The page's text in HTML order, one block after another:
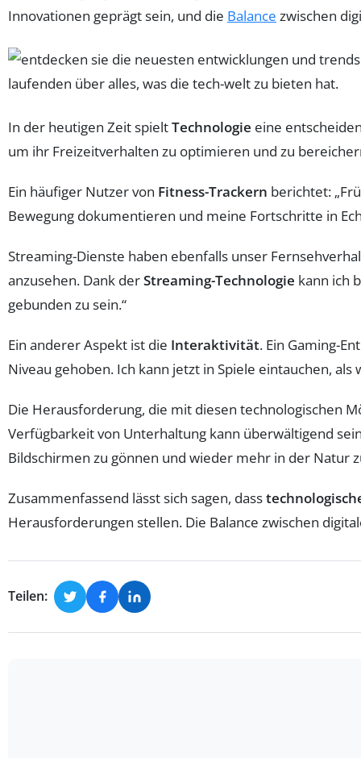
Innovationen geprägt sein, und die Balance zwischen
In der heutigen Zeit spieltTechnologie eine
um ihr Freizeitverhalten zu optimieren und zu
Ein häufiger Nutzer von Fitness-Trackern berichtet:
Bewegung dokumentieren und meine Fortschritte in
Streaming-Dienste haben ebenfalls unser
anzusehen. Dank derStreaming-Technologie kann ich
gebunden zu sein.“
Ein anderer Aspekt ist die Interaktivität. Ein Gaming-
Niveau gehoben. Ich kann jetzt in Spiele eintauchen,
Die Herausforderung, die mit diesen technologischen
Verfügbarkeit von Unterhaltung kann überwältigend
Bildschirmen zu gönnen und wieder mehr in der Natur
Zusammenfassend lässt sich sagen, dass
Herausforderungen stellen. Die Balance zwischen
Teilen: